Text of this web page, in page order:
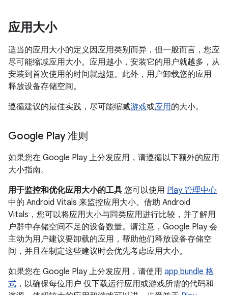
应用大小
适当的应用大小的定义因应用类别而异，但一般而言，您应
尽可能缩减应用大小。应用越小，安装它的用户就越多，从
安装到首次使用的时间就越短。此外，用户卸载您的应用
释放设备存储空间。
遵循建议的最佳实践，尽可能缩减游戏或应用的大小。
Google Play 准则
如果您在 Google Play 上分发应用，请遵循以下额外的应用
大小指南。
用于监控和优化应用大小的工具 您可以使用 Play 管理中心
中的 Android Vitals 来监控应用大小。借助 Android
Vitals，您可以将应用大小与同类应用进行比较，并了解用
户群中存储空间不足的设备数量。请注意，Google Play 会
主动为用户建议要卸载的应用，帮助他们释放设备存储空
间，并且在制定这些建议时会优先考虑应用大小。
如果您在 Google Play 上分发应用，请使用 app bundle 格
式 ，以确保每位用户 仅下载运行应用或游戏所需的代码和